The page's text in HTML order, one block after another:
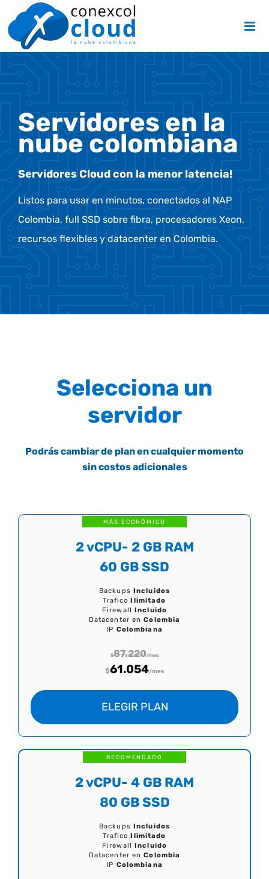
to
content
Servidores en la
nube colombiana
Servidores Cloud con la menor latencia!
Listos para usar en minutos, conectados al NAP
Colombia, full SSD sobre fibra, procesadores Xeon,
recursos flexibles y datacenter en Colombia.
Selecciona un
servidor
Podrás cambiar de plan en cualquier momento
sin costos adicionales
MÁS ECONÓMICO
2 vCPU- 2 GB RAM
60 GB SSD
Backups Incluidos
TraficoIlimitado
FirewallIncluido
Datacenter enColombia
IP Colombiana
$87.220/mes
$61.054/mes
ELEGIR PLAN
RECOMENDADO
2 vCPU- 4 GB RAM
80 GB SSD
Backups Incluidos
TraficoIlimitado
FirewallIncluido
Datacenter enColombia
IP Colombiana